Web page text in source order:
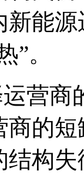
新能
”。
营商
商的
结构